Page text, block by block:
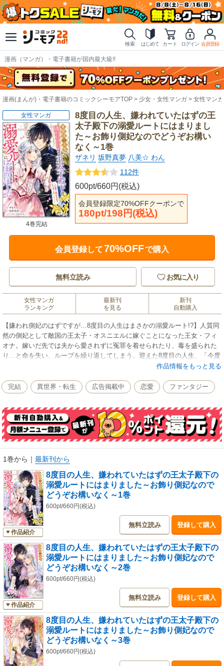
検索 はじめて カート ログイン 会員登録
漫画（マンガ）・電子書籍が国内最大級!!
漫画(まんが)・電子書籍のコミックシーモアTOP 少女・女性マンガ 女性マンガ
8度目の人生、嫌われていたはずの王
太子殿下の溺愛ルートにはまりまし
た～お飾り側妃なのでどうぞお構い
なく～1巻
ザネリ 坂野真夢 八美☆ わん
112件
600pt/660円(税込)
会員登録限定70%OFFクーポンで
180pt/198円(税込)
女性マンガ
4巻完結
会員登録して70%OFFで購入
無料立読み お気に入り
女性マンガ
ランキング
最新刊
を見る
新刊
自動購入
【嫌われ側妃のはずですが…8度目の人生はまさかの溺愛ルート!?】人質同
然の側妃として敵国の王太子・オスニエルに嫁ぐことになった王女・フィ
オナ。嫁いだ先では夫から愛されずに冤罪を着せられたり、毒を盛られた
り…と命を失い、ループを繰り返してしまう。迎えた8度目の人生、「今度
こそ生き延びたい――！」 とお飾り側妃らしく夫からの愛は期待せず生き
なくて…？ わたし、お飾り側妃のはずですが！8度目の人生は、まさかま
さかの溺愛ルート突入!? Berry's Fantasy大人気原作待望のコミカライズ
作品は電子コミック誌Berry’s Fantasy Vol.36・37・38・39・40に掲載の1
～5話を収録しております。重複購入にご注意ください)
作品情報をもっと見る
完結 異世界・転生 広告掲載中 恋愛 ファンタジー
1巻から ｜ 最新刊から
作品紹介
8度目の人生、嫌われていたはずの王太子殿下の
溺愛ルートにはまりました～お飾り側妃なので
どうぞお構いなく～1巻
600pt/660円(税込)
無料立読み 登録して購入
作品紹介
8度目の人生、嫌われていたはずの王太子殿下の
溺愛ルートにはまりました～お飾り側妃なので
どうぞお構いなく～2巻
600pt/660円(税込)
無料立読み 登録して購入
8度目の人生、嫌われていたはずの王太子殿下の
溺愛ルートにはまりました～お飾り側妃なので
どうぞお構いなく～3巻
600pt/660円(税込)